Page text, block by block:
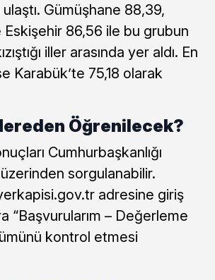
Gümüşhane 88,39,
Eskişehir 86,56 ile bu grubun
iller arasında yer aldı. En
Karabük’te 75,18 olarak
Öğrenilecek?
Cumhurbaşkanlığı
üzerinden sorgulanabilir.
adresine giriş
“Başvurularım – Değerleme
kontrol etmesi